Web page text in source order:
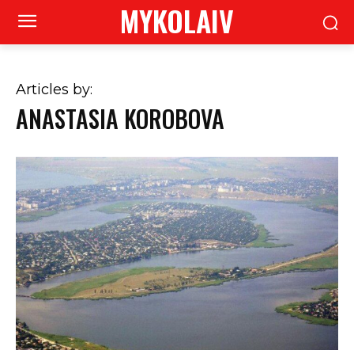
MYKOLAIV
Articles by:
ANASTASIA KOROBOVA